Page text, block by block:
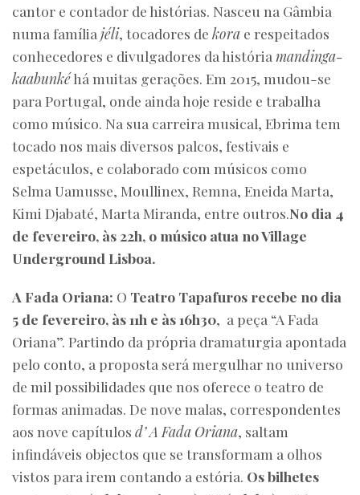
cantor e contador de histórias. Nasceu na Gâmbia
numa família jéli, tocadores de kora e respeitados
conhecedores e divulgadores da história mandinga-
kaabunkéhá muitas gerações. Em 2015, mudou-se
para Portugal, onde ainda hoje reside e trabalha
como músico. Na sua carreira musical, Ebrima tem
tocado nos mais diversos palcos, festivais e
espetáculos, e colaborado com músicos como
Selma Uamusse, Moullinex, Remna, Eneida Marta,
Kimi Djabaté, Marta Miranda, entre outros.No dia 4
de fevereiro, às 22h, o músico atua no Village
Underground Lisboa.
A Fada Oriana: O Teatro Tapafuros recebe no dia
5 de fevereiro, às 11h e às 16h30, a peça “A Fada
Oriana”. Partindo da própria dramaturgia apontada
pelo conto, a proposta será mergulhar no universo
de mil possibilidades que nos oferece o teatro de
formas animadas. De nove malas, correspondentes
aos nove capítulos d’ A Fada Oriana, saltam
infindáveis objectos que se transformam a olhos
vistos para irem contando a estória. Os bilhetes